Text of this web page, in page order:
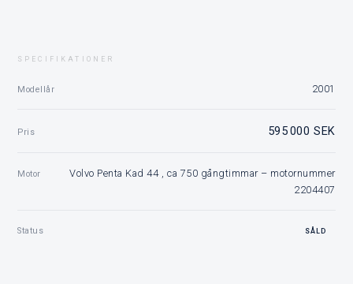
SPECIFIKATIONER
Modellår 2001
Pris 595 000 SEK
Motor
Volvo Penta Kad 44 , ca 750 gångtimmar – motornummer
2204407
Status SÅLD